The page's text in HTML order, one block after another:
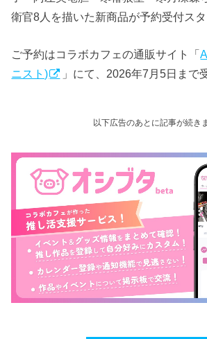
衛官8人を描いた新商品が予約受付ス
ご予約はコラボカフェの通販サイト「
ニスト)
」にて、2026年7月5日まで
以下広告のあとに記事が続き